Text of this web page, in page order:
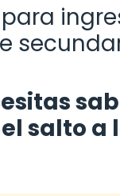
salto a